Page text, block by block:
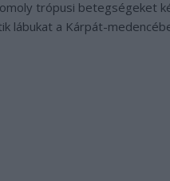
trópusi betegségeket
lábukat a Kárpát-